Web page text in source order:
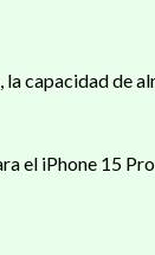
la capacidad de
el iPhone 15